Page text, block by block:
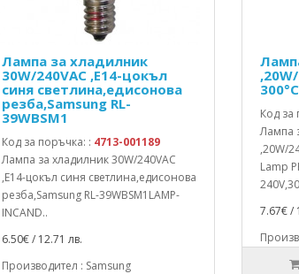
Лампа за хладилник
30W/240VAC ,E14-цокъл
синя светлина,едисонова
резба,Samsung RL-
39WBSM1
Код за поръчка: : 4713-001189
Лампа за хладилник 30W/240VAC
,E14-цокъл синя светлина,едисонова
резба,Samsung RL-39WBSM1LAMP-
INCAND..
6.50€ / 12.71 лв.
Производител : Samsung
Код за
Лампа
,20W/
Lamp
7.67€ /